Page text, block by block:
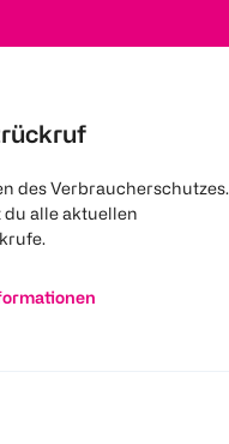
des Verbraucherschutzes.
du alle aktuellen